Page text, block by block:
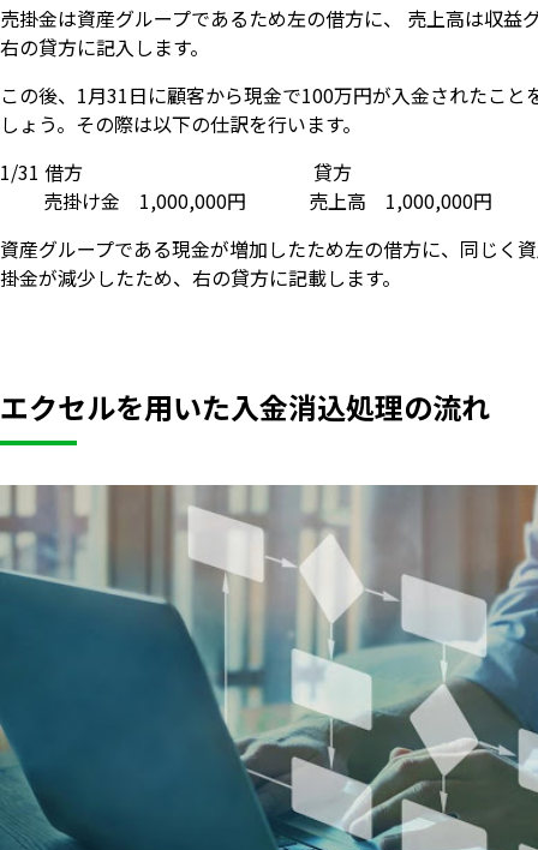
売掛金は資産グループであるため左の借方に、 売上高は収益
右の貸方に記入します。
この後、1月31日に顧客から現金で100万円が入金されたこと
しょう。その際は以下の仕訳を行います。
1/31 借方 貸方
売掛け金 1,000,000円 売上高 1,000,000円
資産グループである現金が増加したため左の借方に、同じく
掛金が減少したため、右の貸方に記載します。
エクセルを用いた入金消込処理の流れ